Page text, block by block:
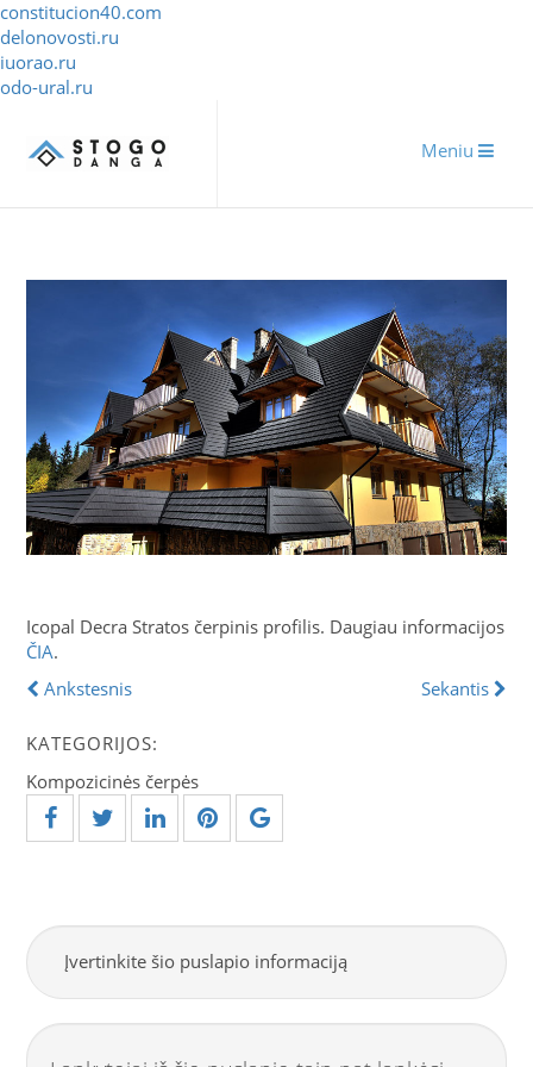
constitucion40.com
delonovosti.ru
iuorao.ru
odo-ural.ru
Meniu
Icopal Decra Stratos čerpinis profilis. Daugiau informacijos
ČIA.
Ankstesnis
Sekantis
KATEGORIJOS:
Kompozicinės čerpės
Įvertinkite šio puslapio informaciją